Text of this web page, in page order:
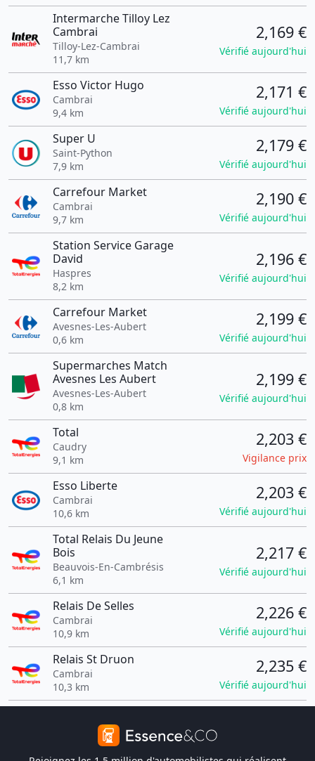
Intermarche Tilloy Lez
Cambrai
Tilloy-Lez-Cambrai
11,7 km
2,169 €
Vérifié aujourd'hui
Esso Victor Hugo
Cambrai
9,4 km
2,171 €
Vérifié aujourd'hui
Super U
Saint-Python
7,9 km
2,179 €
Vérifié aujourd'hui
Carrefour Market
Cambrai
9,7 km
2,190 €
Vérifié aujourd'hui
Station Service Garage
David
Haspres
8,2 km
2,196 €
Vérifié aujourd'hui
Carrefour Market
Avesnes-Les-Aubert
0,6 km
2,199 €
Vérifié aujourd'hui
Supermarches Match
Avesnes Les Aubert
Avesnes-Les-Aubert
0,8 km
2,199 €
Vérifié aujourd'hui
Total
Caudry
9,1 km
2,203 €
Vigilance prix
Esso Liberte
Cambrai
10,6 km
2,203 €
Vérifié aujourd'hui
Total Relais Du Jeune
Bois
Beauvois-En-Cambrésis
6,1 km
2,217 €
Vérifié aujourd'hui
Relais De Selles
Cambrai
10,9 km
2,226 €
Vérifié aujourd'hui
Relais St Druon
Cambrai
10,3 km
2,235 €
Vérifié aujourd'hui